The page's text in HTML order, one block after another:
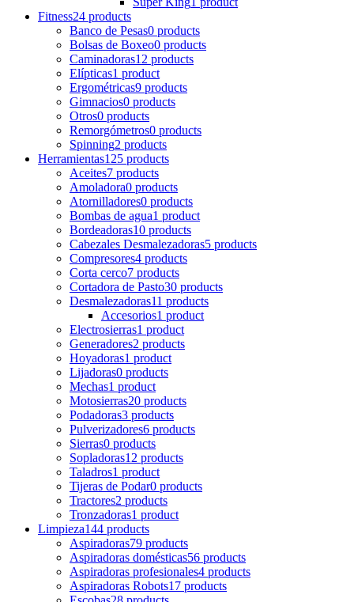
Fitness24 products
Banco de Pesas0 products
Bolsas de Boxeo0 products
Caminadoras12 products
Elípticas1 product
Ergométricas9 products
Gimnacios0 products
Otros0 products
Remorgómetros0 products
Spinning2 products
Herramientas125 products
Aceites7 products
Amoladora0 products
Atornilladores0 products
Bombas de agua1 product
Bordeadoras10 products
Cabezales Desmalezadoras5 products
Compresores4 products
Corta cerco7 products
Cortadora de Pasto30 products
Desmalezadoras11 products
Accesorios1 product
Electrosierras1 product
Generadores2 products
Hoyadoras1 product
Lijadoras0 products
Mechas1 product
Motosierras20 products
Podadoras3 products
Pulverizadores6 products
Sierras0 products
Sopladoras12 products
Taladros1 product
Tijeras de Podar0 products
Tractores2 products
Tronzadoras1 product
Limpieza144 products
Aspiradoras79 products
Aspiradoras domésticas56 products
Aspiradoras profesionales4 products
Aspiradoras Robots17 products